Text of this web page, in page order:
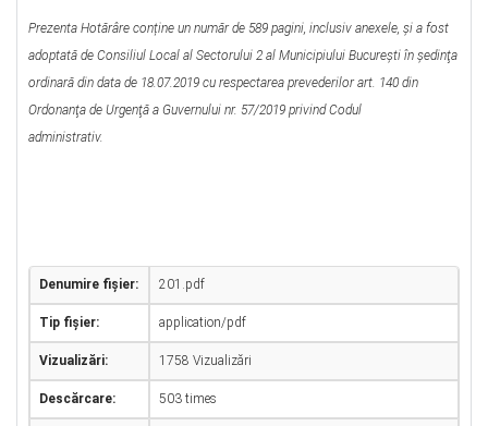
Prezenta Hotărâre conține un număr de 589 pagini, inclusiv anexele, și a fost
adoptată de Consiliul Local al Sectorului 2 al Municipiului Bucureşti în şedinţa
ordinară din data de 18.07.2019 cu respectarea prevederilor art. 140 din
Ordonanţa de Urgenţă a Guvernului nr. 57/2019 privind Codul
administrativ.
Denumire fișier: 201.pdf
Tip fișier: application/pdf
Vizualizări: 1758 Vizualizări
Descărcare: 503 times